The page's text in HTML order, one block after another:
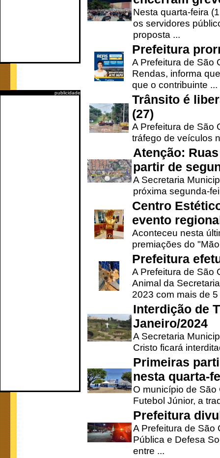
publicidade
Nesta quarta-feira
os servidores
proposta ...
Prefeitura
A Prefeitura de São
Rendas, informa
que o contribuinte ...
Trânsito é
(27)
A Prefeitura de São
tráfego de veículos
Atenção:
partir de
A Secretaria
próxima segunda-
Centro
evento
Aconteceu nesta
premiações do
Prefeitura
A Prefeitura de São
Animal da
2023 com mais de 5
Interdição de
Janeiro/2024
A Secretaria
Cristo ficará
Primeiras
nesta quarta-
O município de
Futebol Júnior, a
Prefeitura
A Prefeitura de São
Pública e Defesa
entre ...